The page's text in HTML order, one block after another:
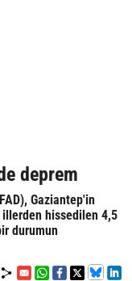
deprem
Gaziantep'in
illerden hissedilen 4,5
durumun